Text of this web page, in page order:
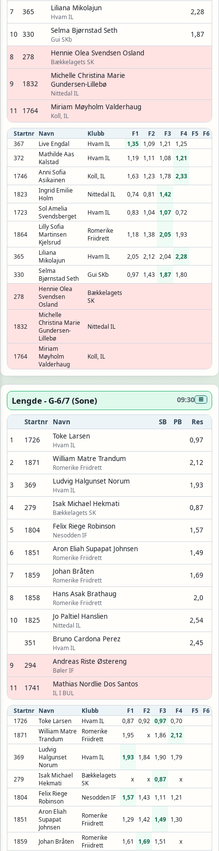
7 365 Liliana Mikolajun
Hvam IL
2,28
10 330 Selma Bjørnstad Seth
Gui SKb
1,87
8 278 Hennie Olea Svendsen Osland
Bækkelagets SK
9 1832
Michelle Christina Marie
Gundersen-Lillebø
Nittedal IL
11 1764 Miriam Møyholm Valderhaug
Koll, IL
Startnr Navn Klubb F1 F2 F3 F4 F5
F6
367
Live Engdal Hvam IL 1,35 1,09 1,21
1,25
372
Mathilde Aas
Kalstad
Hvam IL 1,19 1,11 1,08 1,21
1746
Anni Sofia
Asikainen
Koll, IL 1,63 1,23 1,78 2,33
1823
Ingrid Emilie
Holm
Nittedal IL 0,74 0,81 1,42
1723
Sol Amelia
Svendsberget
Hvam IL 0,83 1,04 1,07 0,72
1864
Lilly Sofia
Martinsen
Kjelsrud
Romerike
Friidrett
1,18 1,38 2,05 1,93
365
Liliana
Mikolajun
Hvam IL 2,05 2,12 2,04 2,28
330
Selma
Bjørnstad Seth
Gui SKb 0,97 1,43 1,87 1,80
278
Hennie Olea
Svendsen
Osland
Bækkelagets
SK
1832
Michelle
Christina Marie
Gundersen-
Lillebø
Nittedal IL
1764
Miriam
Møyholm
Valderhaug
Koll, IL
Lengde - G-6/7 (Sone) 09:30 ⊞
Startnr Navn SB PB Res
1 1726 Toke Larsen
Hvam IL
0,97
2 1871 William Matre Trandum
Romerike Friidrett
2,12
3 369 Ludvig Halgunset Norum
Hvam IL
1,93
4 279 Isak Michael Hekmati
Bækkelagets SK
0,87
5 1804 Felix Riege Robinson
Nesodden IF
1,57
6 1851 Aron Eliah Supapat Johnsen
Romerike Friidrett
1,49
7 1859 Johan Bråten
Romerike Friidrett
1,69
8 1858 Hans Asak Brathaug
Romerike Friidrett
2,0
10 1825 Jo Paltiel Hanslien
Nittedal IL
2,54
351 Bruno Cardona Perez
Hvam IL
2,45
9 294 Andreas Riste Østereng
Bøler IF
11 1741 Mathias Nordlie Dos Santos
IL I BUL
Startnr Navn Klubb F1 F2 F3 F4 F5
F6
1726
Toke Larsen Hvam IL 0,87 0,92 0,97 0,70
1871
William Matre
Trandum
Romerike
Friidrett
1,95 x 1,86 2,12
369
Ludvig
Halgunset
Norum
Hvam IL 1,93 1,84 1,90 1,79
279
Isak Michael
Hekmati
Bækkelagets
SK
x x 0,87 x
1804
Felix Riege
Robinson
Nesodden IF 1,57 1,43 1,11 1,21
1851
Aron Eliah
Supapat
Johnsen
Romerike
Friidrett
1,29 1,42 1,49 1,30
1859 Johan Bråten
Romerike
Friidrett
1,61 1,69 1,51 x